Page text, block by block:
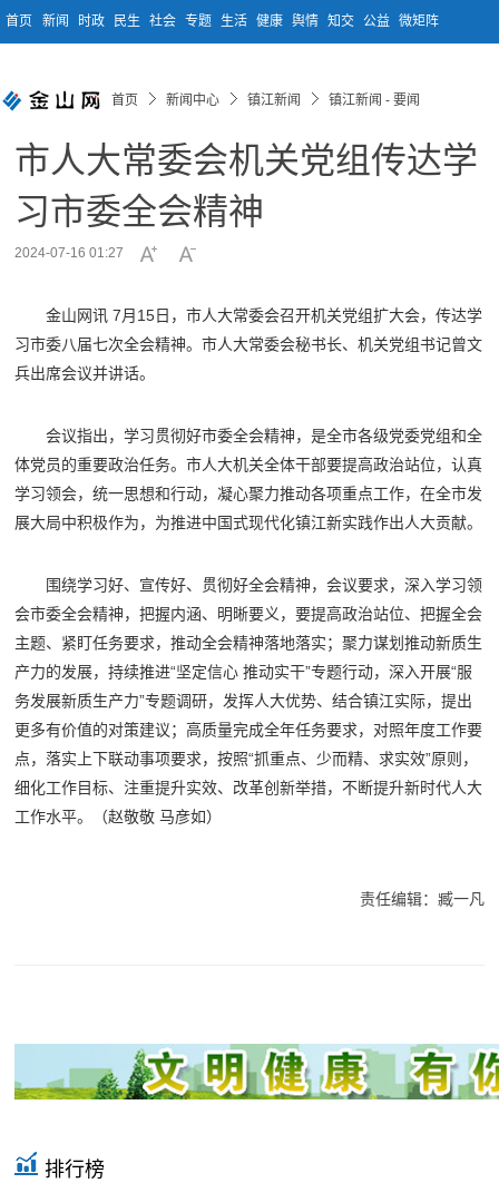
首页 新闻 时政 民生 社会 专题 生活 健康 舆情 知交 公益 微矩阵
首页 新闻中心 镇江新闻 镇江新闻 - 要闻
市人大常委会机关党组传达学
习市委全会精神
2024-07-16 01:27
金山网讯 7月15日，市人大常委会召开机关党组扩大会，传达学
习市委八届七次全会精神。市人大常委会秘书长、机关党组书记曾文
兵出席会议并讲话。
会议指出，学习贯彻好市委全会精神，是全市各级党委党组和全
体党员的重要政治任务。市人大机关全体干部要提高政治站位，认真
学习领会，统一思想和行动，凝心聚力推动各项重点工作，在全市发
展大局中积极作为，为推进中国式现代化镇江新实践作出人大贡献。
围绕学习好、宣传好、贯彻好全会精神，会议要求，深入学习领
会市委全会精神，把握内涵、明晰要义，要提高政治站位、把握全会
主题、紧盯任务要求，推动全会精神落地落实；聚力谋划推动新质生
产力的发展，持续推进“坚定信心 推动实干”专题行动，深入开展“服
务发展新质生产力”专题调研，发挥人大优势、结合镇江实际，提出
更多有价值的对策建议；高质量完成全年任务要求，对照年度工作要
点，落实上下联动事项要求，按照“抓重点、少而精、求实效”原则，
细化工作目标、注重提升实效、改革创新举措，不断提升新时代人大
工作水平。
（赵敬敬 马彦如）
责任编辑：臧一凡
排行榜